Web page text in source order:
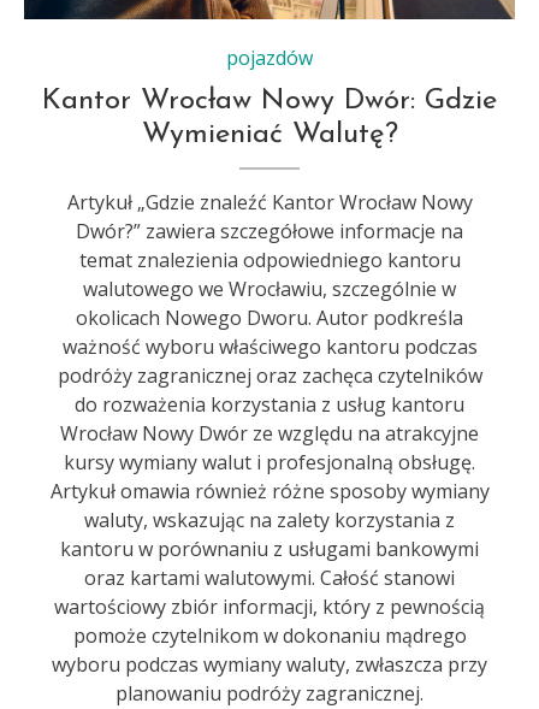
pojazdów
Kantor Wrocław Nowy Dwór: Gdzie
Wymieniać Walutę?
Artykuł „Gdzie znaleźć Kantor Wrocław Nowy
Dwór?” zawiera szczegółowe informacje na
temat znalezienia odpowiedniego kantoru
walutowego we Wrocławiu, szczególnie w
okolicach Nowego Dworu. Autor podkreśla
ważność wyboru właściwego kantoru podczas
podróży zagranicznej oraz zachęca czytelników
do rozważenia korzystania z usług kantoru
Wrocław Nowy Dwór ze względu na atrakcyjne
kursy wymiany walut i profesjonalną obsługę.
Artykuł omawia również różne sposoby wymiany
waluty, wskazując na zalety korzystania z
kantoru w porównaniu z usługami bankowymi
oraz kartami walutowymi. Całość stanowi
wartościowy zbiór informacji, który z pewnością
pomoże czytelnikom w dokonaniu mądrego
wyboru podczas wymiany waluty, zwłaszcza przy
planowaniu podróży zagranicznej.